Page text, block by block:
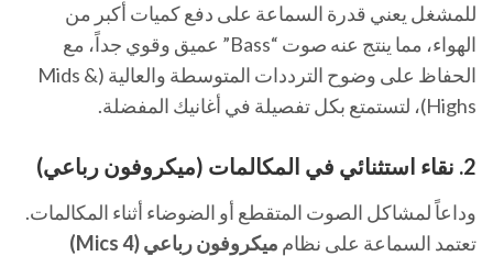
للمشغل يعني قدرة السماعة على دفع كميات أكبر من
الهواء، مما ينتج عنه صوت “Bass” عميق وقوي جداً، مع
الحفاظ على وضوح الترددات المتوسطة والعالية (Mids &
Highs)، لتستمتع بكل تفصيلة في أغانيك المفضلة.
2. نقاء استثنائي في المكالمات (ميكروفون رباعي)
وداعاً لمشاكل الصوت المتقطع أو الضوضاء أثناء المكالمات.
تعتمد السماعة على نظام ميكروفون رباعي (4 Mics)